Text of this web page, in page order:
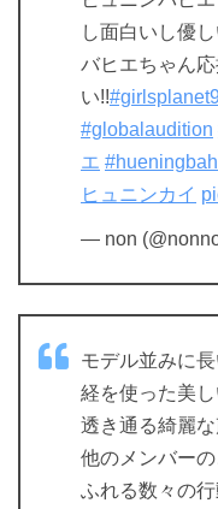
し面白いし優
バヒエちゃん
い!!
#globalaudition
エ
ヒュニンカイ
— non
モデル並みに
経を使った美
透き通る綺麗
他のメンバー
ふれる数々の行